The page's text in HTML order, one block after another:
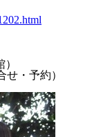
・予約）